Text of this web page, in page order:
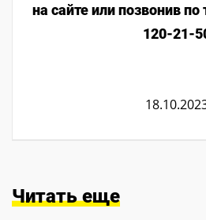
на сайте или позвонив
120-21-
Читать еще